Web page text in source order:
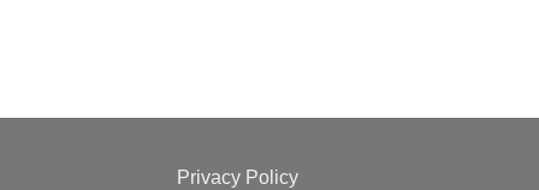
Privacy Policy